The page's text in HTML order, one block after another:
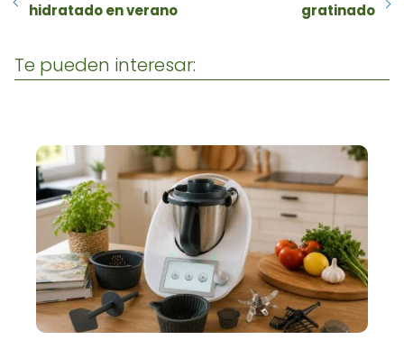
hidratado en verano
gratinado
Te pueden interesar: